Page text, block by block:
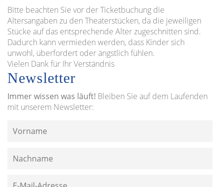
Bitte beachten Sie vor der Ticketbuchung die
Altersangaben zu den Theaterstücken, da die jeweiligen
Stücke auf das entsprechende Alter zugeschnitten sind.
Dadurch kann vermieden werden, dass Kinder sich
unwohl, überfordert oder ängstlich fühlen.
Vielen Dank für Ihr Verständnis
Newsletter
Immer wissen was läuft! Bleiben Sie auf dem Laufenden
mit unserem Newsletter: